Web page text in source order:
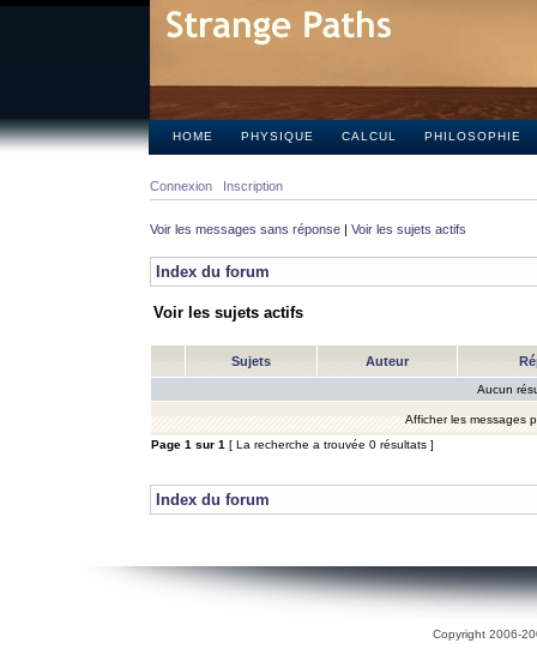
HOME PHYSIQUE CALCUL PHILOSOPHIE
Connexion Inscription
Voir les messages sans réponse | Voir les sujets actifs
Index du forum
Voir les sujets actifs
Sujets Auteur
Aucun
Afficher les messages
Page 1 sur 1 [ La recherche a trouvée 0 résultats ]
Index du forum
Copyright 2006-